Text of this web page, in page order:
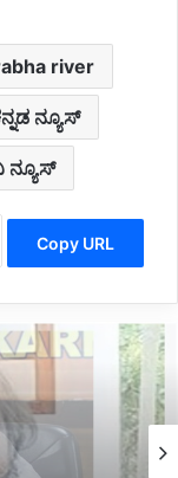
river
ನ್ಯೂಸ್
ನ್ಯೂಸ್
Copy URL